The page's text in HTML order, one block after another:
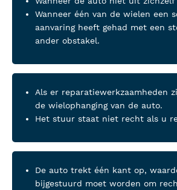
Wanneer één van de wielen een
aanvaring heeft gehad met een
ander obstakel.
Als er reparatiewerkzaamheden
de wielophanging van de auto.
Het stuur staat niet recht als u
De auto trekt één kant op,
bijgestuurd moet worden om